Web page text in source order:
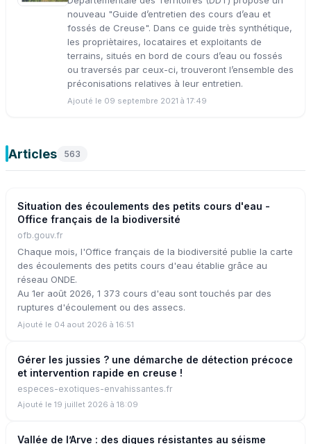
nouveau "Guide d’entretien des cours d’eau et
fossés de Creuse". Dans ce guide très synthétique,
les propriètaires, locataires et exploitants de
terrains, situés en bord de cours d’eau ou fossés
ou traversés par ceux-ci, trouveront l’ensemble des
préconisations relatives à leur entretien.
Ajouté le 09 septembre 2021 à 17:49
Articles 563
Situation des écoulements des petits cours d'eau -
Office français de la biodiversité
ofb.gouv.fr
Chaque mois, l'Office français de la biodiversité publie la carte
des écoulements des petits cours d'eau établie grâce au
réseau ONDE.
Au 1er août 2026, 1 373 cours d'eau sont touchés par des
ruptures d'écoulement ou des assecs.
Ajouté le 04 aout 2026 à 16:51
Gérer les jussies ? une démarche de détection précoce
et intervention rapide en creuse !
especes-exotiques-envahissantes.fr
Ajouté le 19 juillet 2026 à 18:09
Vallée de l’Arve : des digues résistantes au séisme